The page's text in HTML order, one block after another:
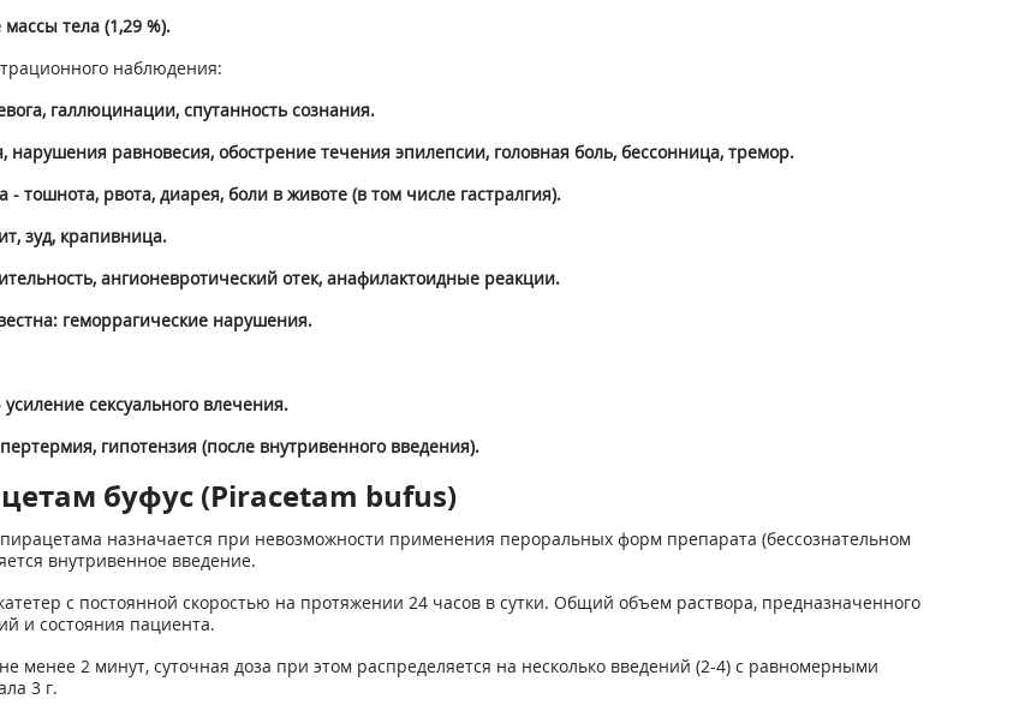
тела (1,29 %).
наблюдения:
галлюцинации, спутанность сознания.
равновесия, обострение течения эпилепсии, головная боль, бессонница, тремор.
рвота, диарея, боли в животе (в том числе гастралгия).
зуд, крапивница.
ангионевротический отек, анафилактоидные реакции.
геморрагические нарушения.
сексуального влечения.
гипотензия (после внутривенного введения).
буфус (Piracetam bufus)
назначается при невозможности применения пероральных форм препарата (бессознательном
внутривенное введение.
с постоянной скоростью на протяжении 24 часов в сутки. Общий объем раствора, предназначенного
и состояния пациента.
менее 2 минут, суточная доза при этом распределяется на несколько введений (2-4) с равномерными
3 г.